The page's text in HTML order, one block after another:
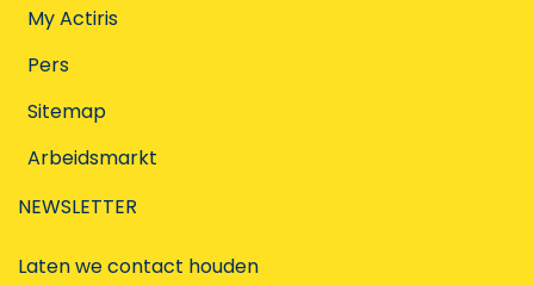
My Actiris
Pers
Sitemap
Arbeidsmarkt
NEWSLETTER
Laten we contact houden